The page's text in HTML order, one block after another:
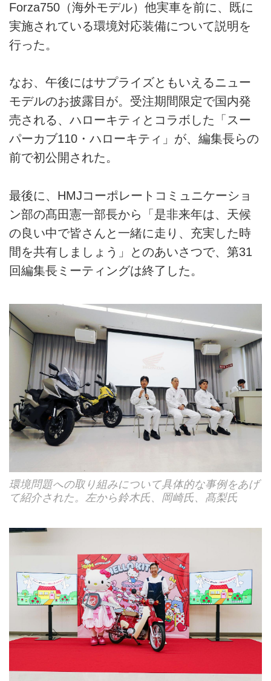
Forza750（海外モデル）他実車を前に、既に
実施されている環境対応装備について説明を
行った。
なお、午後にはサプライズともいえるニュー
モデルのお披露目が。受注期間限定で国内発
売される、ハローキティとコラボした「スー
パーカブ110・ハローキティ」が、編集長らの
前で初公開された。
最後に、HMJコーポレートコミュニケーショ
ン部の髙田憲一部長から「是非来年は、天候
の良い中で皆さんと一緒に走り、充実した時
間を共有しましょう」とのあいさつで、第31
回編集長ミーティングは終了した。
環境問題への取り組みについて具体的な事例をあげ
て紹介された。左から鈴木氏、岡崎氏、髙梨氏